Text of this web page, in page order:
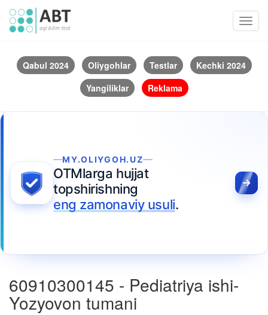
Qabul 2024 Oliygohlar Testlar
Kechki 2024
Yangiliklar
Reklama
MY.OLIYGOH.UZ
OTMlarga hujjat
topshirishning
eng zamonaviy usuli.
60910300145 - Pediatriya ishi-
Yozyovon tumani